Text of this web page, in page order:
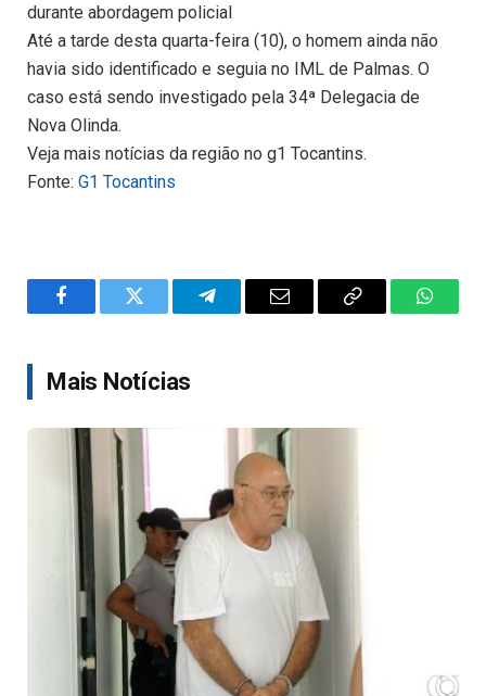
durante abordagem policial
Até a tarde desta quarta-feira (10), o homem ainda não
havia sido identificado e seguia no IML de Palmas. O
caso está sendo investigado pela 34ª Delegacia de
Nova Olinda.
Veja mais notícias da região no g1 Tocantins.
Fonte: G1 Tocantins
FacebookTwitter TelegramEmail
Copy
Mais Notícias